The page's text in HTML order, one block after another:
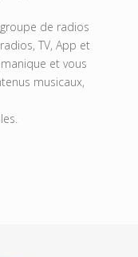
de radios
TV, App et
et vous
musicaux,